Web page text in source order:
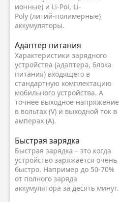
ионные) и Li-Pol, Li-
Poly (литий-полимерные)
аккумуляторы.
Адаптер питания
Характеристики зарядного
устройства (адаптера, блока
питания) входящего в
стандартную комплектацию
мобильного устройства. А
точнее выходное напряжение
в вольтах (V) и выходной ток в
амперах (A).
Быстрая зарядка
Быстрая зарядка – это когда
устройство заряжается очень
быстро. Например до 50-70%
от полного заряда
аккумулятора за десять минут.